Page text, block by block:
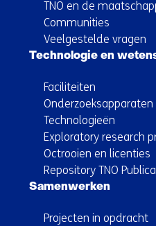
TNO en de
Communities
Veelgestelde vragen
Technologie en
Faciliteiten
Onderzoeksapparaten
Technologieën
Exploratory research
Octrooien en licenties
Repository TNO
Samenwerken
Projecten in opdracht